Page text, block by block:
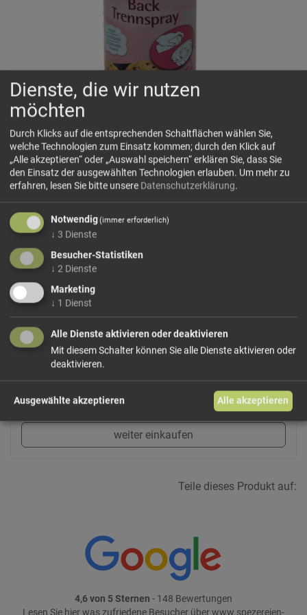
Ein neutrales Trennmittel auf pflanzlicher Basis zum
Einfetten von Backformen, Blechen oder Waffeleisen – frei
im Geschmack und ideal im Einsatz beim Backen.
Pflanzliche Öle (Raps, Kokos), Ethanol, Treibgas
Kohlendioxid, Emulgator Lecithine.
29,75 €/l
Größe: 200 ml
In den Warenkorb
weiter einkaufen
Teile dieses Produkt auf:
4,6 von 5 Sternen - 148 Bewertungen
Lesen Sie hierwas zufriedene Besucher über www.spezereien-
Dienste, die wir nutzen
möchten
Durch Klicks auf die entsprechenden Schaltflächen wählen Sie,
welche Technologien zum Einsatz kommen; durch den Klick auf
„Alle akzeptieren“ oder „Auswahl speichern“ erklären Sie, dass Sie
den Einsatz der ausgewählten Technologien erlauben. Um mehr zu
erfahren, lesen Sie bitte unsere Datenschutzerklärung.
Notwendig(immer erforderlich)
↓ 3 Dienste
Besucher-Statistiken
↓ 2 Dienste
Marketing
↓ 1 Dienst
Alle Dienste aktivieren oder deaktivieren
Mit diesem Schalter können Sie alle Dienste aktivieren oder
deaktivieren.
Ausgewählte akzeptieren Alle akzeptieren